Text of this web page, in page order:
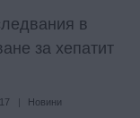
в
за хепатит
Новини